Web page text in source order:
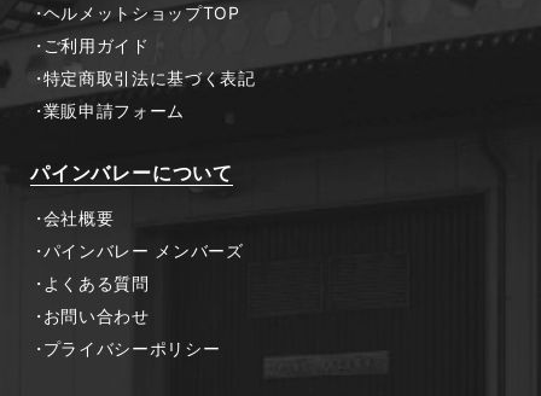
ヘルメットショップTOP
ご利用ガイド
特定商取引法に基づく表記
業販申請フォーム
パインバレーについて
会社概要
パインバレー メンバーズ
よくある質問
お問い合わせ
プライバシーポリシー